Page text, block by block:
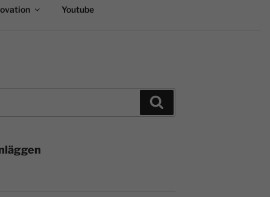
Youtube